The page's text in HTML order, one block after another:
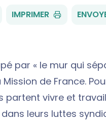
IMPRIMER
par « le mur qui
Mission de France.
partent vivre et
leurs luttes